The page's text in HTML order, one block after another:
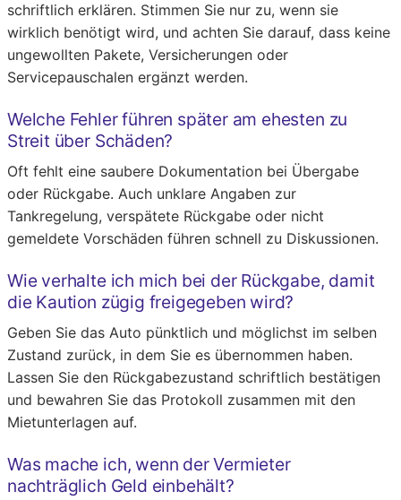
schriftlich erklären. Stimmen Sie nur zu, wenn sie
wirklich benötigt wird, und achten Sie darauf, dass keine
ungewollten Pakete, Versicherungen oder
Servicepauschalen ergänzt werden.
Welche Fehler führen später am ehesten zu
Streit über Schäden?
Oft fehlt eine saubere Dokumentation bei Übergabe
oder Rückgabe. Auch unklare Angaben zur
Tankregelung, verspätete Rückgabe oder nicht
gemeldete Vorschäden führen schnell zu Diskussionen.
Wie verhalte ich mich bei der Rückgabe, damit
die Kaution zügig freigegeben wird?
Geben Sie das Auto pünktlich und möglichst im selben
Zustand zurück, in dem Sie es übernommen haben.
Lassen Sie den Rückgabezustand schriftlich bestätigen
und bewahren Sie das Protokoll zusammen mit den
Mietunterlagen auf.
Was mache ich, wenn der Vermieter
nachträglich Geld einbehält?